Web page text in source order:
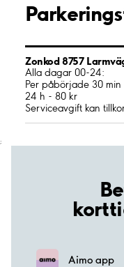
Zonkod 8757
Alla dagar 00-24:
Per påbörjade 30
24 h - 80 kr
Serviceavgift kan
;
Aimo app